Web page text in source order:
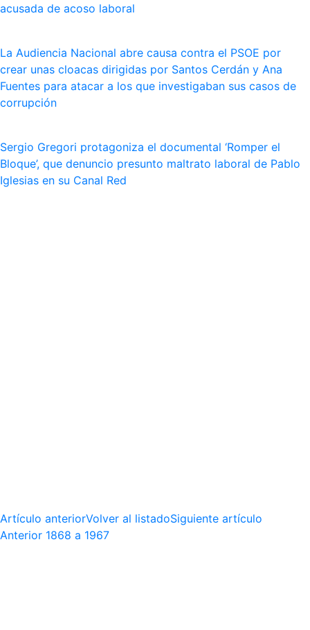
acusada de acoso laboral
La Audiencia Nacional abre causa contra el PSOE por
crear unas cloacas dirigidas por Santos Cerdán y Ana
Fuentes para atacar a los que investigaban sus casos de
corrupción
Sergio Gregori protagoniza el documental ‘Romper el
Bloque’, que denuncio presunto maltrato laboral de Pablo
Iglesias en su Canal Red
Artículo anteriorVolver al listadoSiguiente artículo
Anterior 1868 a 1967